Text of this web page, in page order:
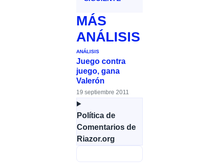
MÁS
ANÁLISIS
ANÁLISIS
Juego contra
juego, gana
Valerón
19 septiembre 2011
Política de
Comentarios de
Riazor.org